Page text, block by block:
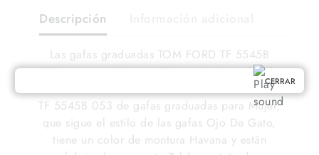
Descripción
Las gafas graduadas TOM FORD TF 5545B
053 son uno de los modelos más deseados de
la marca Tom Ford. Este modelo TOM FORD
TF 5545B 053 de gafas graduadas para Mujer,
que sigue el estilo de las gafas Ojo De Gato,
tiene un color de montura Havana y están
CERRAR